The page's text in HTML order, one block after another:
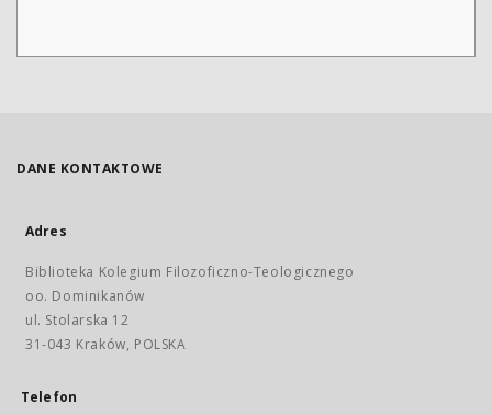
DANE KONTAKTOWE
Adres
Biblioteka Kolegium Filozoficzno-Teologicznego
oo. Dominikanów
ul. Stolarska 12
31-043 Kraków, POLSKA
Telefon